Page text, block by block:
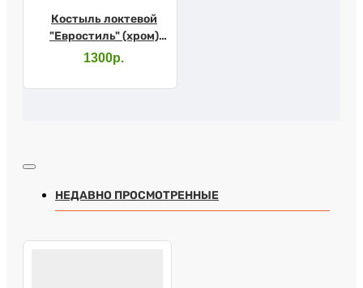
Костыль локтевой
"Евростиль" (хром)
10079SL с УПС
1300р.
НЕДАВНО ПРОСМОТРЕННЫЕ